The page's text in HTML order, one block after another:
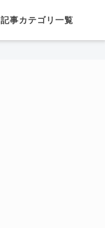
記事カテゴリ一覧